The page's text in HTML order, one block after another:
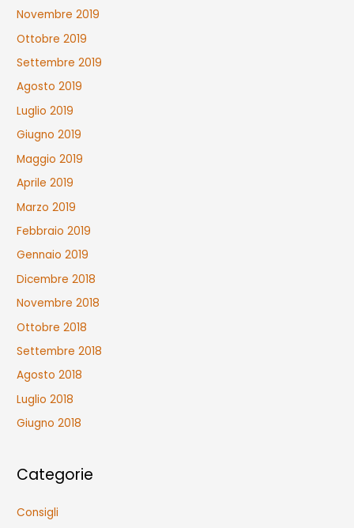
Novembre 2019
Ottobre 2019
Settembre 2019
Agosto 2019
Luglio 2019
Giugno 2019
Maggio 2019
Aprile 2019
Marzo 2019
Febbraio 2019
Gennaio 2019
Dicembre 2018
Novembre 2018
Ottobre 2018
Settembre 2018
Agosto 2018
Luglio 2018
Giugno 2018
Categorie
Consigli